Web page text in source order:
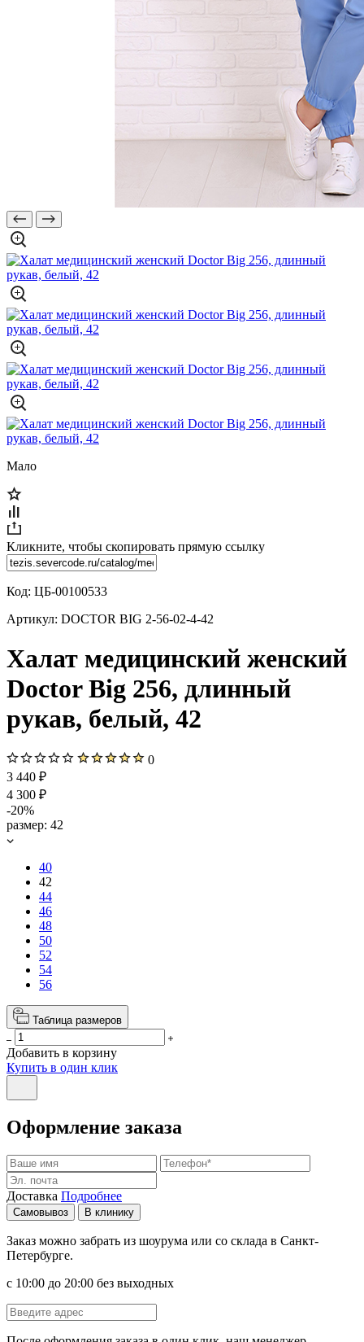
Мало
Кликните, чтобы скопировать прямую ссылку
Код: ЦБ-00100533
Артикул: DOCTOR BIG 2-56-02-4-42
Халат медицинский женский
Doctor Big 256, длинный
рукав, белый, 42
0
3 440 ₽
4 300 ₽
-20%
размер: 42
40
42
44
46
48
50
52
54
56
Таблица размеров
Добавить в корзину
Купить в один клик
Оформление заказа
Доставка Подробнее
Самовывоз В клинику
Заказ можно забрать из шоурума или со склада в Санкт-
Петербурге.
с 10:00 до 20:00 без выходных